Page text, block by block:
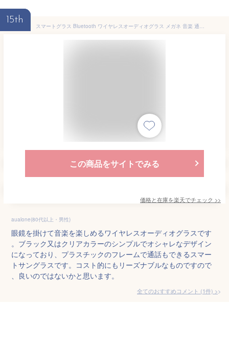
15th
スマートグラス Bluetooth ワイヤレスオーディオグラス メガネ 音楽 通話 対応 骨伝導イヤホン ブルートゥース ペアリング 快適 軽量 通話 IOS/Android適用 Siri
この商品をサイトでみる
価格と在庫を楽天でチェック >>
aualone(80代以上・男性)
眼鏡を掛けて音楽を楽しめるワイヤレスオーディオグラスです
。ブラック又はクリアカラーのシンプルでオシャレなデザイン
になっており、プラスチックのフレームで通話もできるスマー
トサングラスです。コスト的にもリーズナブルなものですので
、良いのではないかと思います。
全てのおすすめコメント (1件) >